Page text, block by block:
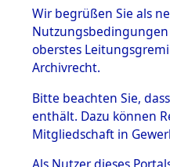
BESTÄNDE
1.
mente
Wir begrüßen Sie als
Nutzungsbedingungen
oberstes
Archivrecht.
Bitte beachten Sie,
enthält. Dazu können
Mitgliedschaft in